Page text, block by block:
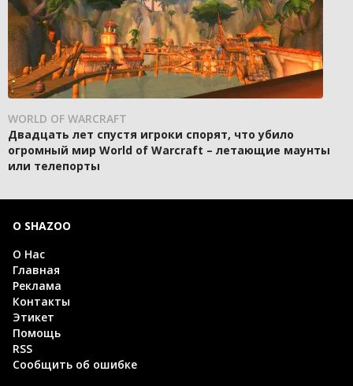
WORLD OF WARCRAFT
Двадцать лет спустя игроки спорят, что убило
огромный мир World of Warcraft – летающие маунты
или телепорты
О SHAZOO
О Нас
Главная
Реклама
Контакты
Этикет
Помощь
RSS
Сообщить об ошибке